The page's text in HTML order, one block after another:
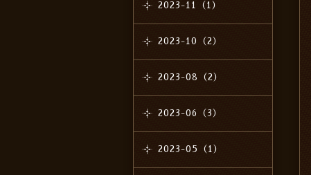
2023-11（1）
2023-10（2）
2023-08（2）
2023-06（3）
2023-05（1）